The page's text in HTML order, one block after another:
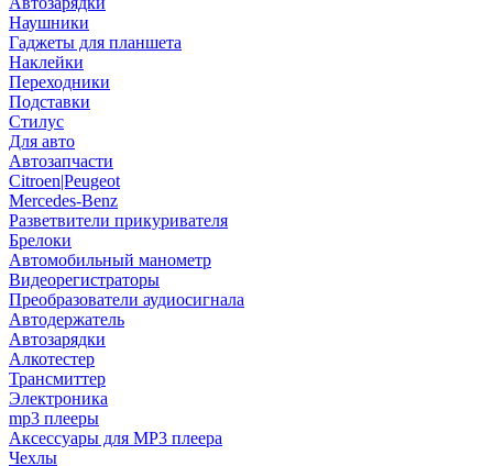
Наушники
Гаджеты для планшета
Наклейки
Переходники
Подставки
Стилус
Для авто
Автозапчасти
Citroen|Peugeot
Mercedes-Benz
Разветвители прикуривателя
Брелоки
Автомобильный манометр
Видеорегистраторы
Преобразователи аудиосигнала
Автодержатель
Автозарядки
Алкотестер
Трансмиттер
Электроника
mp3 плееры
Аксессуары для MP3 плеера
Чехлы